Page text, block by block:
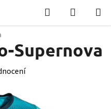
Hledat
KOŠÍK
Supernova